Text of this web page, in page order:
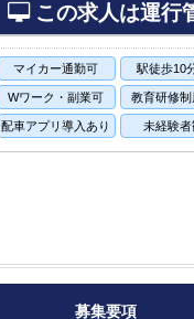
この求人は運行
マイカー通勤可 駅徒歩10
Wワーク・副業可 教育研修制
配車アプリ導入あり 未経験者
募集要項